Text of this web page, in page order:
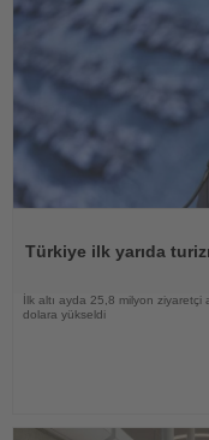
Türkiye ilk yarıda
İlk altı ayda 25,8 milyon ziyaretçi
dolara yükseldi